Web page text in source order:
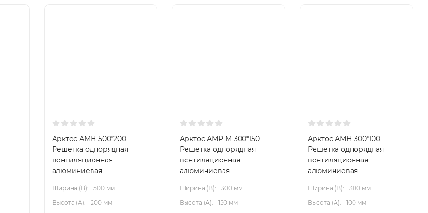
Арктос АМН 500*200
Решетка однорядная
вентиляционная
алюминиевая
Ширина (B):
500 мм
Высота (А):
200 мм
Арктос АМР-М 300*150
Решетка однорядная
вентиляционная
алюминиевая
Ширина (B):
300 мм
Высота (А):
150 мм
Арктос АМН 300*100
Решетка однорядная
вентиляционная
алюминиевая
Ширина (B):
300 мм
Высота (А):
100 мм